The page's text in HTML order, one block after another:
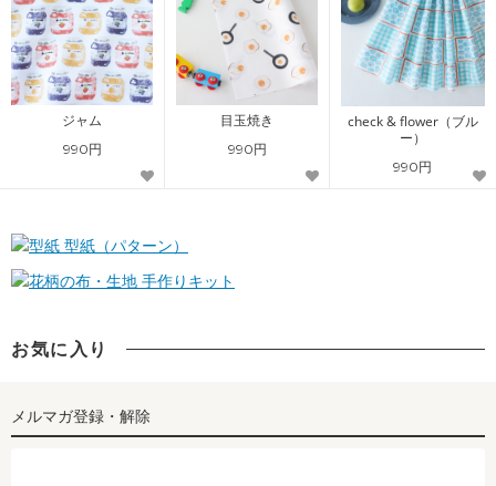
ジャム
990円
目玉焼き
990円
check & flower（ブル
ー）
990円
型紙（パターン）
手作りキット
お気に入り
メルマガ登録・解除